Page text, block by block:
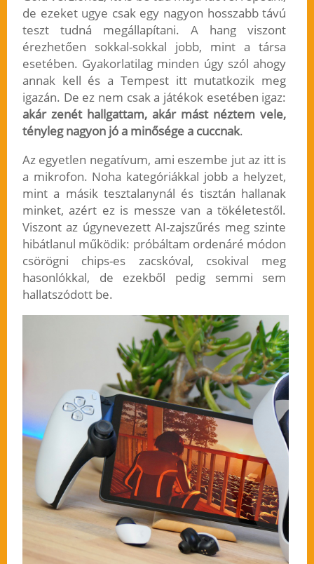
de ezeket ugye csak egy nagyon hosszabb távú
teszt tudná megállapítani. A hang viszont
érezhetően sokkal-sokkal jobb, mint a társa
esetében. Gyakorlatilag minden úgy szól ahogy
annak kell és a Tempest itt mutatkozik meg
igazán. De ez nem csak a játékok esetében igaz:
akár zenét hallgattam, akár mást néztem vele,
tényleg nagyon jó a minősége a cuccnak.
Az egyetlen negatívum, ami eszembe jut az itt is
a mikrofon. Noha kategóriákkal jobb a helyzet,
mint a másik tesztalanynál és tisztán hallanak
minket, azért ez is messze van a tökéletestől.
Viszont az úgynevezett AI-zajszűrés meg szinte
hibátlanul működik: próbáltam ordenáré módon
csörögni chips-es zacskóval, csokival meg
hasonlókkal, de ezekből pedig semmi sem
hallatszódott be.